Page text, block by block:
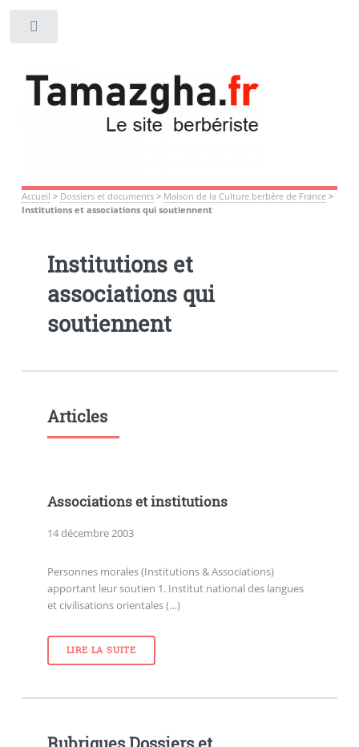
Accueil > Dossiers et documents> Maison de la Culture berbère de France>
Institutions et associations qui soutiennent
Institutions et
associations qui
soutiennent
Articles
Associations et institutions
14 décembre 2003
Personnes morales (Institutions & Associations)
apportant leur soutien 1. Institut national des langues
et civilisations orientales (…)
LIRE LA SUITE